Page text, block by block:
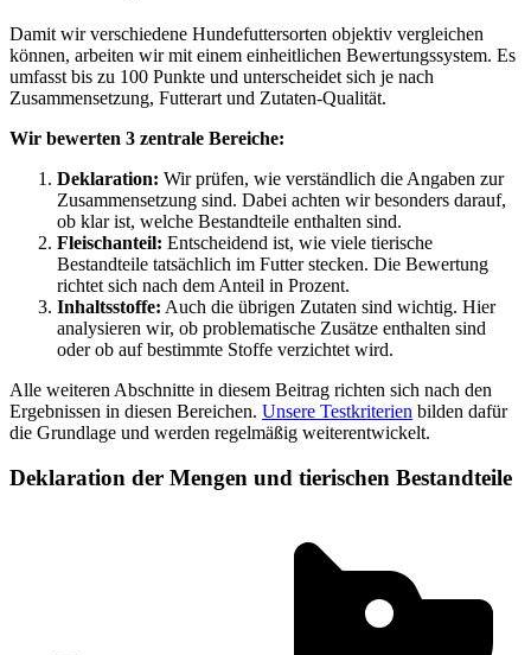
Damit wir verschiedene Hundefuttersorten objektiv vergleichen
können, arbeiten wir mit einem einheitlichen Bewertungssystem. Es
umfasst bis zu 100 Punkte und unterscheidet sich je nach
Zusammensetzung, Futterart und Zutaten-Qualität.
Wir bewerten 3 zentrale Bereiche:
Deklaration: Wir prüfen, wie verständlich die Angaben zur
Zusammensetzung sind. Dabei achten wir besonders darauf,
ob klar ist, welche Bestandteile enthalten sind.
Fleischanteil: Entscheidend ist, wie viele tierische
Bestandteile tatsächlich im Futter stecken. Die Bewertung
richtet sich nach dem Anteil in Prozent.
Inhaltsstoffe: Auch die übrigen Zutaten sind wichtig. Hier
analysieren wir, ob problematische Zusätze enthalten sind
oder ob auf bestimmte Stoffe verzichtet wird.
Alle weiteren Abschnitte in diesem Beitrag richten sich nach den
Ergebnissen in diesen Bereichen. Unsere Testkriterien bilden dafür
die Grundlage und werden regelmäßig weiterentwickelt.
Deklaration der Mengen und tierischen Bestandteile